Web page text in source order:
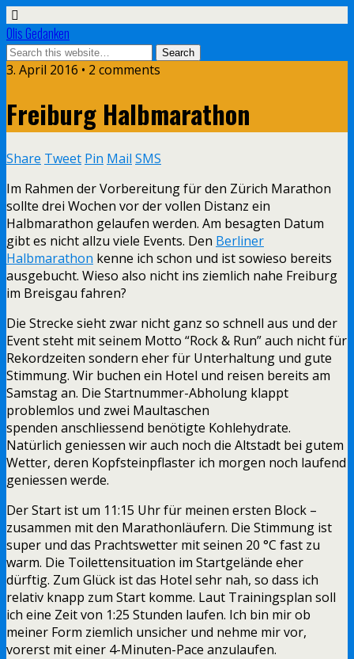
Olis Gedanken
3. April 2016 • 2 comments
Freiburg Halbmarathon
Share Tweet Pin Mail SMS
Im Rahmen der Vorbereitung für den Zürich Marathon
sollte drei Wochen vor der vollen Distanz ein
Halbmarathon gelaufen werden. Am besagten Datum
gibt es nicht allzu viele Events. Den Berliner
Halbmarathon kenne ich schon und ist sowieso bereits
ausgebucht. Wieso also nicht ins ziemlich nahe Freiburg
im Breisgau fahren?
Die Strecke sieht zwar nicht ganz so schnell aus und der
Event steht mit seinem Motto “Rock & Run” auch nicht für
Rekordzeiten sondern eher für Unterhaltung und gute
Stimmung. Wir buchen ein Hotel und reisen bereits am
Samstag an. Die Startnummer-Abholung klappt
problemlos und zwei Maultaschen
spenden anschliessend benötigte Kohlehydrate.
Natürlich geniessen wir auch noch die Altstadt bei gutem
Wetter, deren Kopfsteinpflaster ich morgen noch laufend
geniessen werde.
Der Start ist um 11:15 Uhr für meinen ersten Block –
zusammen mit den Marathonläufern. Die Stimmung ist
super und das Prachtswetter mit seinen 20 °C fast zu
warm. Die Toilettensituation im Startgelände eher
dürftig. Zum Glück ist das Hotel sehr nah, so dass ich
relativ knapp zum Start komme. Laut Trainingsplan soll
ich eine Zeit von 1:25 Stunden laufen. Ich bin mir ob
meiner Form ziemlich unsicher und nehme mir vor,
vorerst mit einer 4-Minuten-Pace anzulaufen.